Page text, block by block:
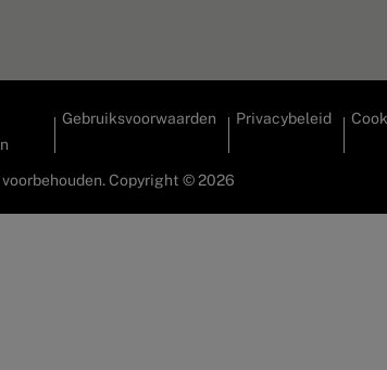
Gebruiksvoorwaarden Privacybeleid
Copyright © 2026